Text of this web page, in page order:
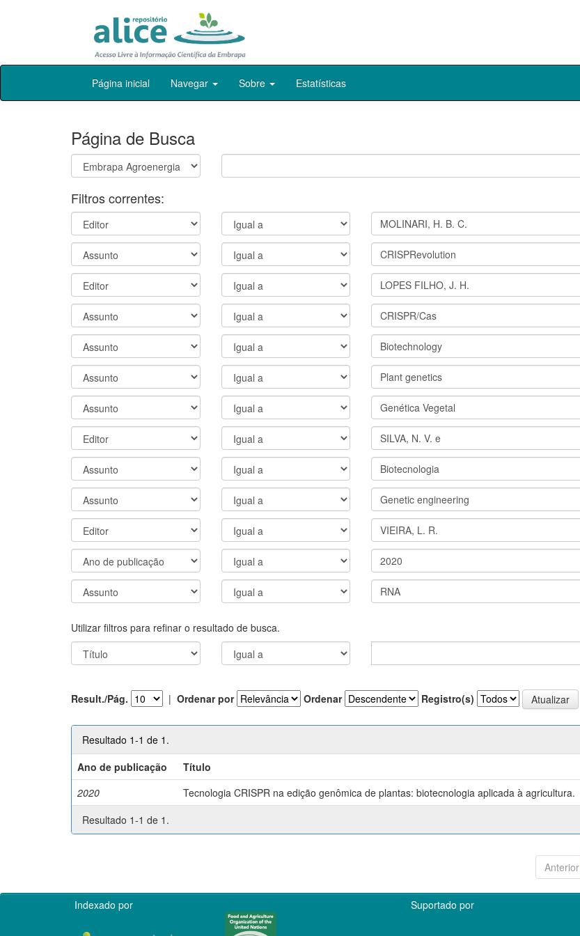
Skip
Página inicial Navegar Sobre Estatísticas
Página de Busca
Filtros correntes:
Utilizar filtros para refinar o resultado de busca.
Result./Pág. | Ordenar por Ordenar Registro(s)
Resultado 1-1 de 1.
Ano de publicação
Título
2020
Tecnologia CRISPR na edição genômica de plantas: biotecnologia aplicada à agricultura.
Resultado 1-1 de 1.
Anterior
Indexado por Suportado por